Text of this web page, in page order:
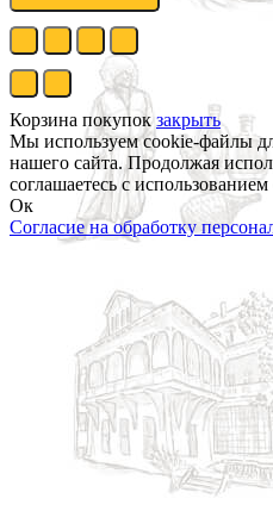
Корзина покупок закрыть
Мы используем cookie-файлы
нашего сайта. Продолжая
соглашаетесь с
Ок
Согласие на обработку